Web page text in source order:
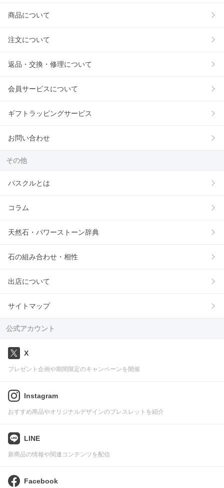
商品について
注文について
返品・交換・修理について
会員サービスについて
ギフトラッピングサービス
お問い合わせ
その他
パスクルとは
コラム
天然石・パワーストーン辞典
石の組み合わせ・相性
出店について
サイトマップ
公式アカウント
X
プレゼント企画や期間限定のキャンペーンを開催
Instagram
おすすめ商品やオリジナルデザインのブレスレットを紹介
LINE
新商品の情報や関連コンテンツを配信
Facebook